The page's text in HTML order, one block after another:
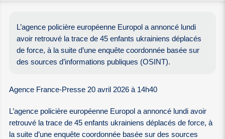
L’agence policière européenne Europol a annoncé lundi
avoir retrouvé la trace de 45 enfants ukrainiens déplacés
de force, à la suite d’une enquête coordonnée basée sur
des sources d’informations publiques (OSINT).
Agence France-Presse 20 avril 2026 à 14h40
L’agence policière européenne Europol a annoncé lundi avoir
retrouvé la trace de 45 enfants ukrainiens déplacés de force, à
la suite d’une enquête coordonnée basée sur des sources